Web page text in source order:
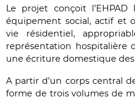
Le projet conçoit
équipement social, actif et
vie résidentiel,
représentation hospitalière
une écriture domestique
A partir d’un corps central
forme de trois volumes de